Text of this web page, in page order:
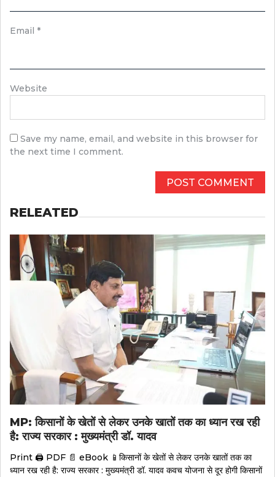
Email *
Website
Save my name, email, and website in this browser for
the next time I comment.
RELEATED
MP: किसानों के खेतों से लेकर उनके खातों तक का ध्यान रख रही
है: राज्य सरकार : मुख्यमंत्री डॉ. यादव
Print 🖨 PDF 📄 eBook 📱किसानों के खेतों से लेकर उनके खातों तक का
ध्यान रख रही है: राज्य सरकार : मुख्यमंत्री डॉ. यादव कवच योजना से दूर होगी किसानों